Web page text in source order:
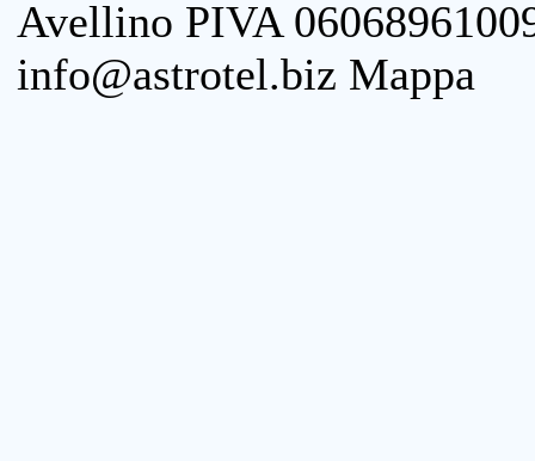
Avellino PIVA
info@astrotel.biz Mappa